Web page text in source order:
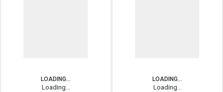
LOADING...
Loading...
LOADING...
Loading...